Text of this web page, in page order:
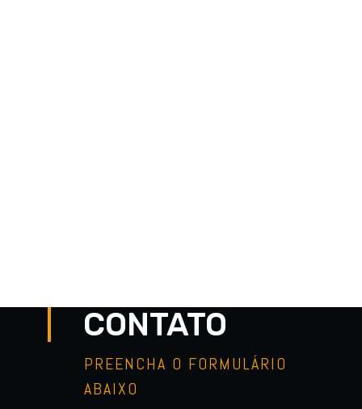
CONTATO
PREENCHA O FORMULÁRIO
ABAIXO